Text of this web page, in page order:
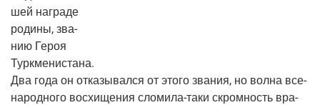
шей награ­де
роди­ны, зва­
нию Героя
Турк­ме­ни­ста­на.
Два года он отка­зы­вал­ся от это­го зва­ния, но вол­на все­
на­род­но­го вос­хи­ще­ния сло­ми­ла-таки скром­ность вра­